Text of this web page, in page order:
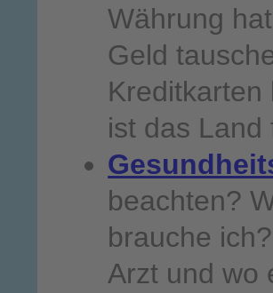
Währung
Geld
ist das Land
beachten?
brauche
Arzt und wo